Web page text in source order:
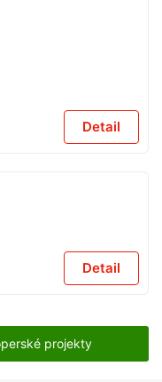
Detail
Detail
projekty